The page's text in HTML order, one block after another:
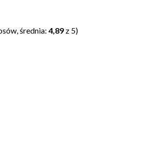
średnia: 4,89 z 5)